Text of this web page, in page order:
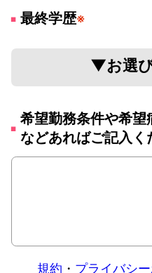
最終学歴※
希望勤務条件や希
などあればご記入く
規約 ・ プライバシ